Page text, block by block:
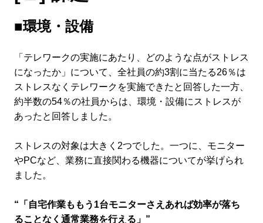
■環境・設備
「テレワークの実施にあたり、どのような点がストレス
になったか」について、全社員の約3割に当たる26％は
ストレスなくテレワークを実施できたと回答した一方、
約半数の54％の社員からは、環境・設備にストレスが
あったと回答しました。
ストレスの対象は大きく2つでした。一つに、モニター
やPCなど、業務に直接関わる機器についてが挙げられ
ました。
“「自宅作業ももう1台モニターさえあれば効率が落ち
ることなく通常業務を行える」”